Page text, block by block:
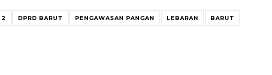
2 DPRD BARUT PENGAWASAN PANGAN LEBARAN BARUT